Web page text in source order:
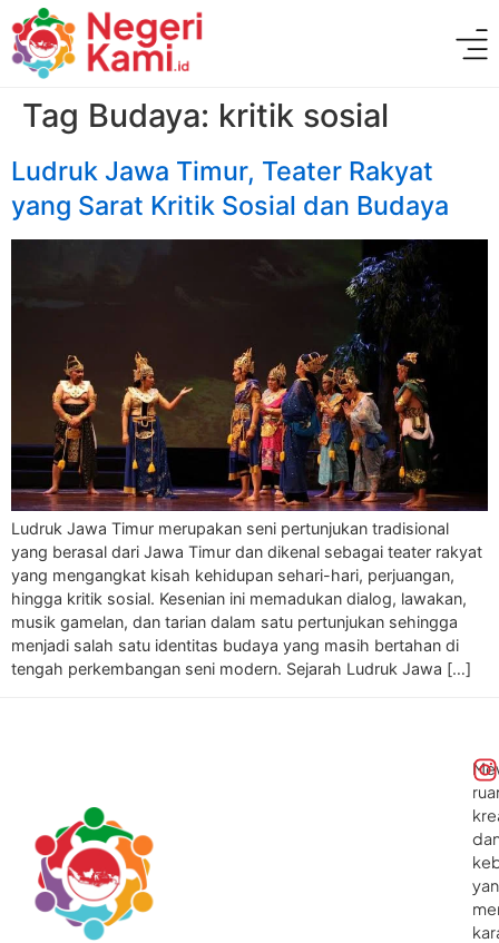
Tag Budaya: kritik sosial
Ludruk Jawa Timur, Teater Rakyat
yang Sarat Kritik Sosial dan Budaya
Ludruk Jawa Timur merupakan seni pertunjukan tradisional
yang berasal dari Jawa Timur dan dikenal sebagai teater rakyat
yang mengangkat kisah kehidupan sehari-hari, perjuangan,
hingga kritik sosial. Kesenian ini memadukan dialog, lawakan,
musik gamelan, dan tarian dalam satu pertunjukan sehingga
menjadi salah satu identitas budaya yang masih bertahan di
tengah perkembangan seni modern. Sejarah Ludruk Jawa […]